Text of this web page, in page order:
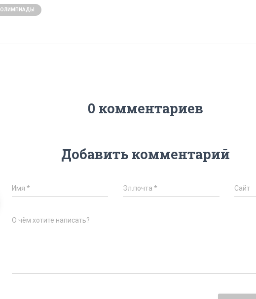
ОЛИМПИАДЫ
0 комментариев
Добавить комментарий
Имя * Эл.почта* Сайт
О чём хотите написать?